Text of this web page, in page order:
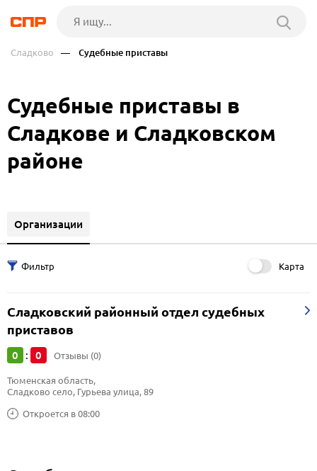
Сладково — Судебные приставы
Судебные приставы в
Сладкове и Сладковском
районе
Организации
Карта
Сладковский районный отдел судебных
приставов
0 : 0 Отзывы (0)
Откроется в 08:00
Тюменская область,
Сладково село, Гурьева улица, 89